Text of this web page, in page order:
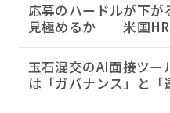
応募のハードルが下が
見極めるか──米国
玉石混交のAI面接ツ
は「ガバナンス」と「